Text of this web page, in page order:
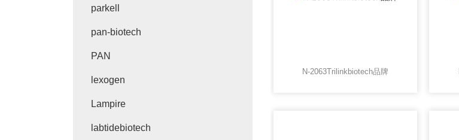
N-2063Trilinkbiotech品牌
parkell
pan-biotech
PAN
lexogen
Lampire
labtidebiotech